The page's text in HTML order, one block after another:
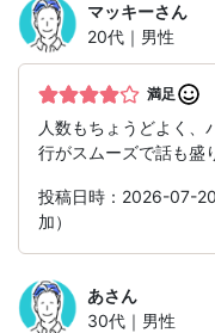
マッキーさん
20代｜男性
満足
人数もちょうどよく、
行がスムーズで話も盛
投稿日時：2026-07-
加）
あさん
30代｜男性